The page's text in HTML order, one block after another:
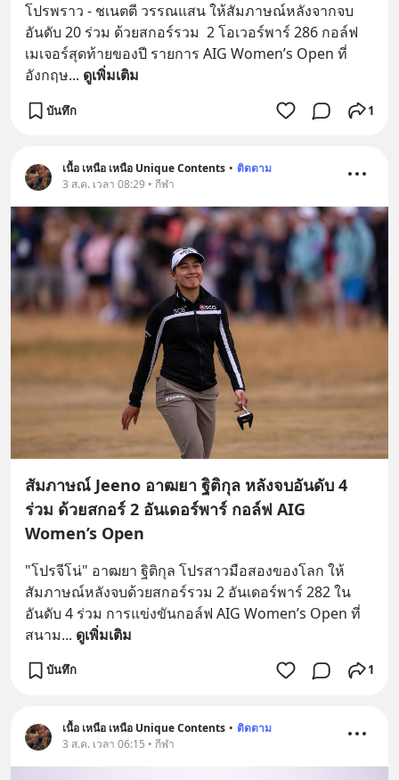
โปรพราว - ชเนตตี วรรณแสน ให้สัมภาษณ์หลังจากจบ
อันดับ 20 ร่วม ด้วยสกอร์รวม  2 โอเวอร์พาร์ 286 กอล์ฟ
เมเจอร์สุดท้ายของปี รายการ AIG Women’s Open ที่
อังกฤษ... ดูเพิ่มเติม
บันทึก 1
เนื้อ เหนือ เหนือ Unique Contents • ติดตาม
3 ส.ค. เวลา 08:29 • กีฬา
สัมภาษณ์ Jeeno อาฒยา ฐิติกุล หลังจบอันดับ 4
ร่วม ด้วยสกอร์ 2 อันเดอร์พาร์ กอล์ฟ AIG
Women’s Open
"โปรจีโน่" อาฒยา ฐิติกุล โปรสาวมือสองของโลก ให้
สัมภาษณ์หลังจบด้วยสกอร์รวม 2 อันเดอร์พาร์ 282 ใน
อันดับ 4 ร่วม การแข่งขันกอล์ฟ AIG Women’s Open ที่
สนาม... ดูเพิ่มเติม
บันทึก 1
เนื้อ เหนือ เหนือ Unique Contents • ติดตาม
3 ส.ค. เวลา 06:15 • กีฬา